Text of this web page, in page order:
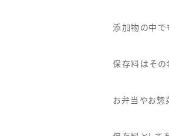
添加物の中で
保存料はその
お弁当やお惣